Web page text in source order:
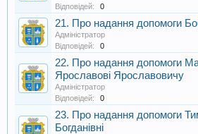
Відповідей:
0
21. Про надання допомоги
Адміністратор
Відповідей:
0
22. Про надання допомоги
Ярославові Ярославовичу
Адміністратор
Відповідей:
0
23. Про надання допомоги
Богданівні